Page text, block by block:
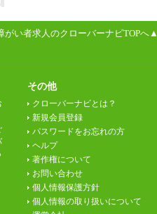
がい者求人のクローバーナビTOPへ▲
その他
クローバーナビとは？
新規会員登録
パスワードをお忘れの方
ヘルプ
著作権について
お問い合わせ
個人情報保護方針
個人情報の取り扱いについて